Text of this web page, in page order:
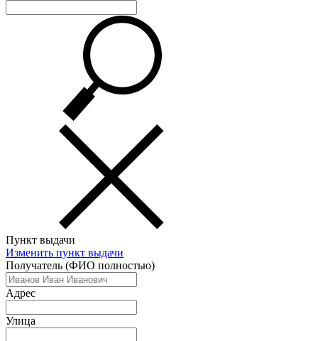
Пункт выдачи
Изменить пункт выдачи
Получатель (ФИО полностью)
Адрес
Улица